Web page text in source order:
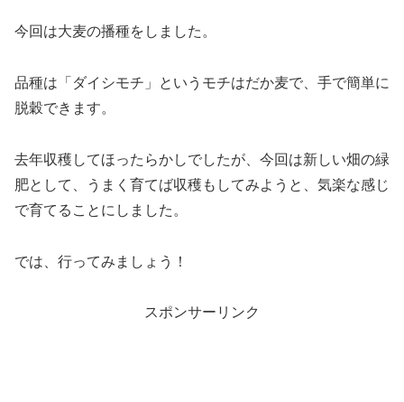
今回は大麦の播種をしました。
品種は「ダイシモチ」というモチはだか麦で、手で簡単に
脱穀できます。
去年収穫してほったらかしでしたが、今回は新しい畑の緑
肥として、うまく育てば収穫もしてみようと、気楽な感じ
で育てることにしました。
では、行ってみましょう！
スポンサーリンク